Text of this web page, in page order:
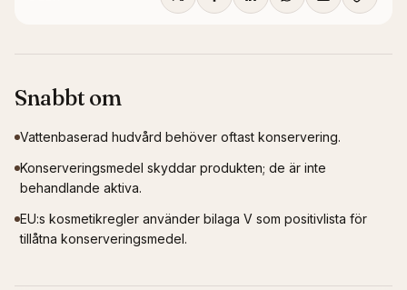
Snabbt om
Vattenbaserad hudvård behöver oftast konservering.
Konserveringsmedel skyddar produkten; de är inte
behandlande aktiva.
EU:s kosmetikregler använder bilaga V som positivlista för
tillåtna konserveringsmedel.